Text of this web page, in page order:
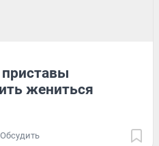
жениться
Обсудить